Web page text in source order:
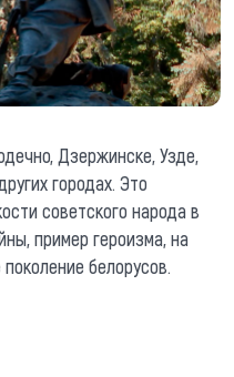
Дзержинске, Узде,
городах. Это
советского народа в
пример героизма, на
белорусов.